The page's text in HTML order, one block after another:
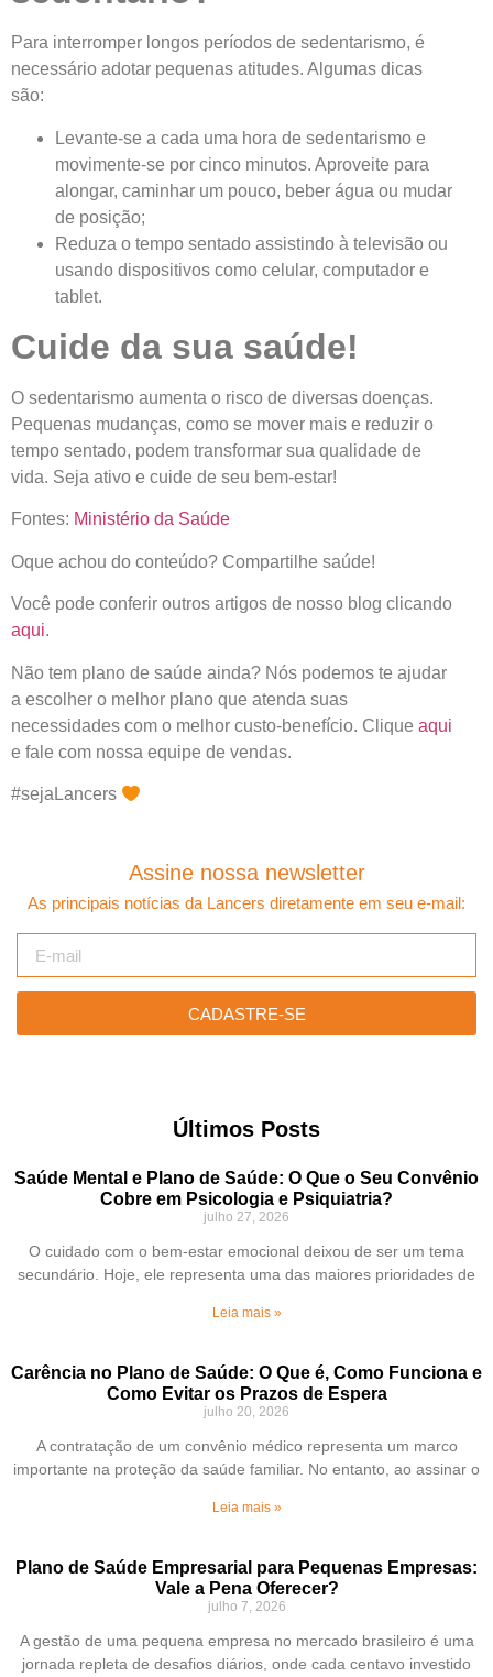
Para interromper longos períodos de sedentarismo, é
necessário adotar pequenas atitudes. Algumas dicas
são:
Levante-se a cada uma hora de sedentarismo e
movimente-se por cinco minutos. Aproveite para
alongar, caminhar um pouco, beber água ou mudar
de posição;
Reduza o tempo sentado assistindo à televisão ou
usando dispositivos como celular, computador e
tablet.
Cuide da sua saúde!
O sedentarismo aumenta o risco de diversas doenças.
Pequenas mudanças, como se mover mais e reduzir o
tempo sentado, podem transformar sua qualidade de
vida. Seja ativo e cuide de seu bem-estar!
Fontes: Ministério da Saúde
Oque achou do conteúdo? Compartilhe saúde!
Você pode conferir outros artigos de nosso blog clicando
aqui.
Não tem plano de saúde ainda? Nós podemos te ajudar
a escolher o melhor plano que atenda suas
necessidades com o melhor custo-benefício. Clique aqui
e fale com nossa equipe de vendas.
#sejaLancers
Assine nossa newsletter
As principais notícias da Lancers diretamente em seu e-mail:
CADASTRE-SE
Últimos Posts
Saúde Mental e Plano de Saúde: O Que o Seu Convênio
Cobre em Psicologia e Psiquiatria?
julho 27, 2026
O cuidado com o bem-estar emocional deixou de ser um tema
secundário. Hoje, ele representa uma das maiores prioridades de
Leia mais »
Carência no Plano de Saúde: O Que é, Como Funciona e
Como Evitar os Prazos de Espera
julho 20, 2026
A contratação de um convênio médico representa um marco
importante na proteção da saúde familiar. No entanto, ao assinar o
Leia mais »
Plano de Saúde Empresarial para Pequenas Empresas:
Vale a Pena Oferecer?
julho 7, 2026
A gestão de uma pequena empresa no mercado brasileiro é uma
jornada repleta de desafios diários, onde cada centavo investido